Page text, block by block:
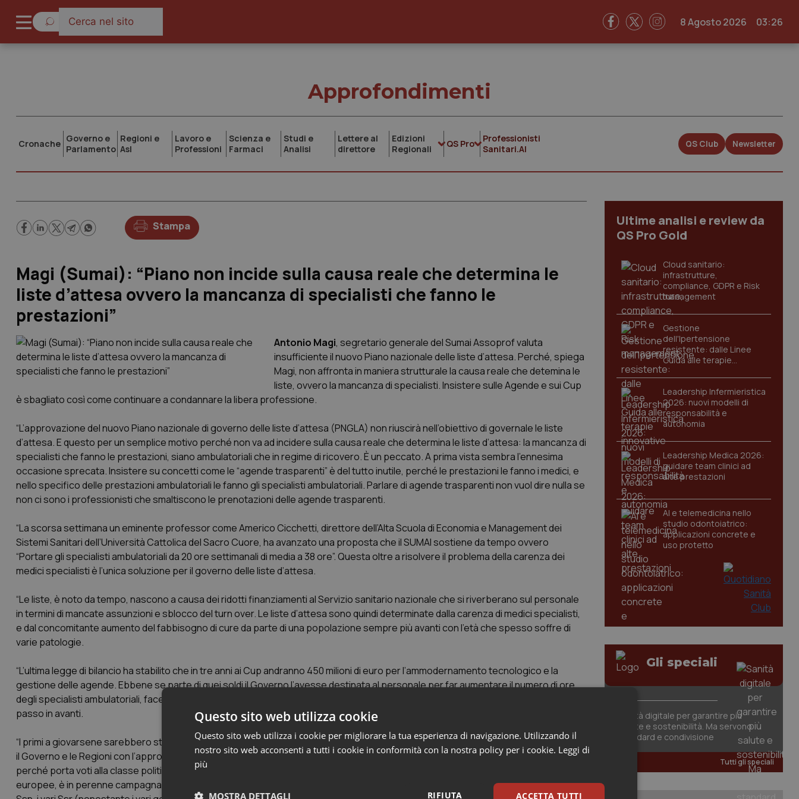
8 Agosto 2026 03:26
Approfondimenti
Cronache Governo e
Parlamento
Regioni e
Asl
Lavoro e
Professioni
Scienza e
Farmaci
Studi e
Analisi
Lettere al
direttore
Edizioni
Regionali
QS Pro
Professionisti
Sanitari.AI
QS Club Newsletter
Stampa
Magi (Sumai): “Piano non incide sulla causa reale che determina le
liste d’attesa ovvero la mancanza di specialisti che fanno le
prestazioni”
Antonio Magi, segretario generale del Sumai Assoprof valuta
insufficiente il nuovo Piano nazionale delle liste d’attesa. Perché, spiega
Magi, non affronta in maniera strutturale la causa reale che detemina le
liste, ovvero la mancanza di specialisti. Insistere sulle Agende e sui Cup
è sbagliato così come continuare a condannare la libera professione.
“L’approvazione del nuovo Piano nazionale di governo delle liste d’attesa (PNGLA) non riuscirà nell’obiettivo di governale le liste
d’attesa. E questo per un semplice motivo perché non va ad incidere sulla causa reale che determina le liste d’attesa: la mancanza di
specialisti che fanno le prestazioni, siano ambulatoriali che in regime di ricovero. È un peccato. A prima vista sembra l’ennesima
occasione sprecata. Insistere su concetti come le “agende trasparenti” è del tutto inutile, perché le prestazioni le fanno i medici, e
nello specifico delle prestazioni ambulatoriali le fanno gli specialisti ambulatoriali. Parlare di agende trasparenti non vuol dire nulla se
non ci sono i professionisti che smaltiscono le prenotazioni delle agende trasparenti.
“La scorsa settimana un eminente professor come Americo Cicchetti, direttore dell’Alta Scuola di Economia e Management dei
Sistemi Sanitari dell’Università Cattolica del Sacro Cuore, ha avanzato una proposta che il SUMAI sostiene da tempo ovvero
“Portare gli specialisti ambulatoriali da 20 ore settimanali di media a 38 ore”. Questa oltre a risolvere il problema della carenza dei
medici specialisti è l’unica soluzione per il governo delle liste d’attesa.
“Le liste, è noto da tempo, nascono a causa dei ridotti finanziamenti al Servizio sanitario nazionale che si riverberano sul personale
in termini di mancate assunzioni e sblocco del turn over. Le liste d’attesa sono quindi determinate dalla carenza di medici specialisti,
e dal concomitante aumento del fabbisogno di cure da parte di una popolazione sempre più avanti con l’età che spesso soffre di
varie patologie.
“L’ultima legge di bilancio ha stabilito che in tre anni ai Cup andranno 450 milioni di euro per l’ammodernamento tecnologico e la
gestione delle agende. Ebbene se parte di quei soldi il Governo l’avesse destinata al personale per far aumentare il numero di ore
degli specialisti ambulatoriali, facendole passare a richiesta, da 20 a 38, come previsto dall’ultimo Acn avremmo fatto un grosso
passo in avanti.
“I primi a giovarsene sarebbero stati i cittadini che di colpo avrebbero avuto visto ridursi drasticamente i tempi d’attesa. E invece no,
il Governo e le Regioni con l’approvazione di questo Piano Nazionale continuano a criminalizzare il regime della libera professione
perché porta voti alla classe politica tutta, sia nazionale che regionale, in un paese che tre elezioni politiche amministrative ed
europee, è in perenne campagna elettorale, senza però dire ai cittadini/elettori che con la libera professione ci guadagnano tutti, il
Ultime analisi e review da
QS Pro Gold
Cloud sanitario:
infrastrutture,
compliance, GDPR e Risk
management
Gestione
dell'Ipertensione
resistente: dalle Linee
Guida alle terapie
innovative
Leadership Infermieristica
2026: nuovi modelli di
responsabilità e
autonomia
Leadership Medica 2026:
guidare team clinici ad
alte prestazioni
AI e telemedicina nello
studio odontoiatrico:
applicazioni concrete e
uso protetto
Gli speciali
Sanità digitale per garantire più
salute e sostenibilità. Ma servono
standard e condivisione
Tutti gli speciali
Questo sito web utilizza cookie
Questo sito web utilizza i cookie per migliorare la tua esperienza di navigazione. Utilizzando il
nostro sito web acconsenti a tutti i cookie in conformità con la nostra policy per i cookie. Leggi di
più
ACCETTA TUTTI
RIFIUTA
MOSTRA DETTAGLI